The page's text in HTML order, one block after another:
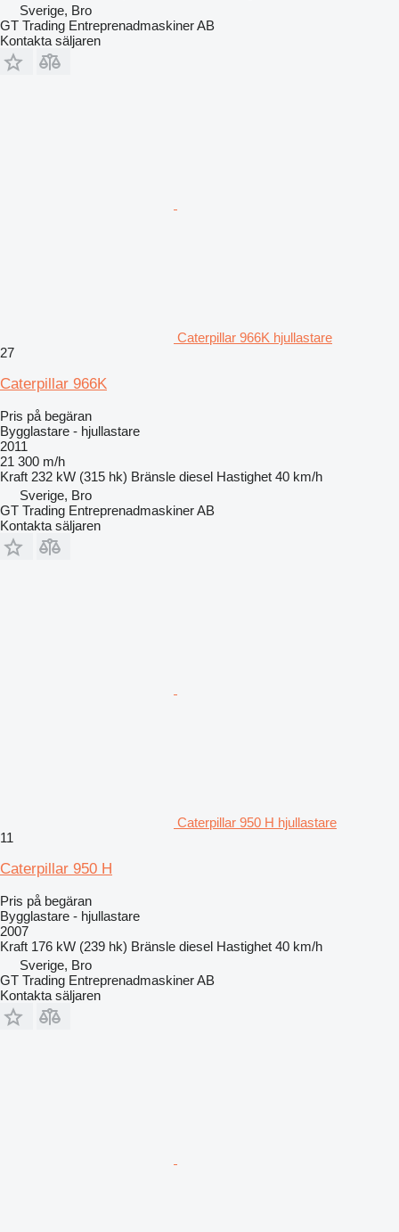
Sverige, Bro
GT Trading Entreprenadmaskiner AB
Kontakta säljaren
Caterpillar 966K hjullastare
27
Caterpillar 966K
Pris på begäran
Bygglastare - hjullastare
2011
21 300 m/h
Kraft 232 kW (315 hk) Bränsle diesel Hastighet 40 km/h
Sverige, Bro
GT Trading Entreprenadmaskiner AB
Kontakta säljaren
Caterpillar 950 H hjullastare
11
Caterpillar 950 H
Pris på begäran
Bygglastare - hjullastare
2007
Kraft 176 kW (239 hk) Bränsle diesel Hastighet 40 km/h
Sverige, Bro
GT Trading Entreprenadmaskiner AB
Kontakta säljaren